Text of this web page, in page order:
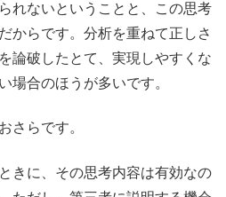
れないということと、この思考
からです。分析を重ねて正しさ
論破したとて、実現しやすくな
場合のほうが多いです。
さらです。
きに、その思考内容は有効なの